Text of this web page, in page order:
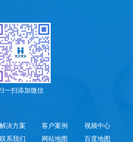
一扫添加微信
解决方案 客户案例
视频中心
联系我们 网站地图 百度地图